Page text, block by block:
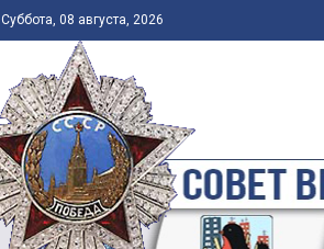
Суббота, 08 августа, 2026